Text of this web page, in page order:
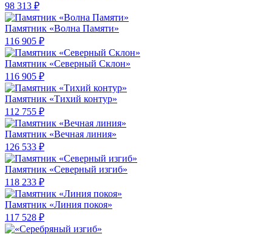
98 313 ₽
Памятник «Волна Памяти»
116 905 ₽
Памятник «Северный Склон»
116 905 ₽
Памятник «Тихий контур»
112 755 ₽
Памятник «Вечная линия»
126 533 ₽
Памятник «Северный изгиб»
118 233 ₽
Памятник «Линия покоя»
117 528 ₽